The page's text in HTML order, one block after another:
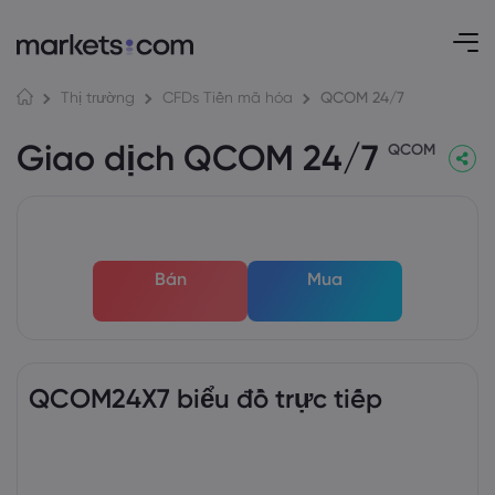
Thị trường CFDs Tiền mã hóa QCOM 24/7
Giao dịch QCOM 24/7 QCOM
Bán Mua
QCOM24X7 biểu đồ trực tiếp